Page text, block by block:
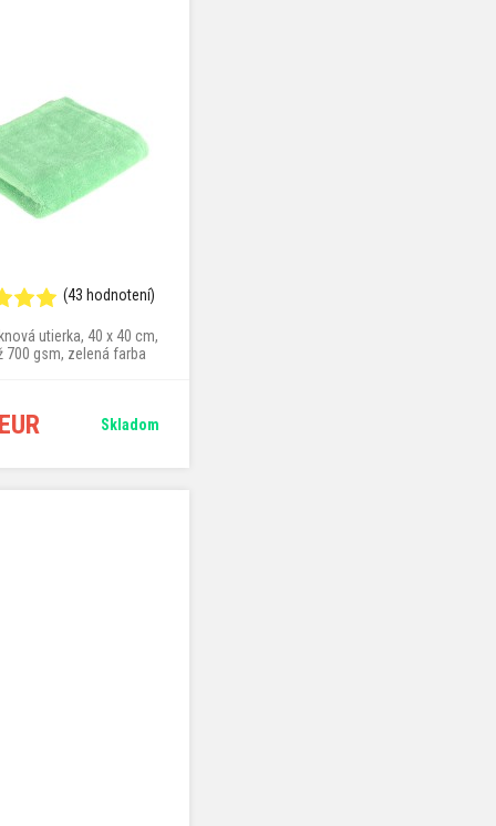
(43 hodnotení)
utierka, 40 x 40 cm,
700 gsm, zelená farba
Skladom